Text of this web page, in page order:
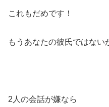
これもだめです！
もうあなたの彼氏ではない
2人の会話が嫌なら